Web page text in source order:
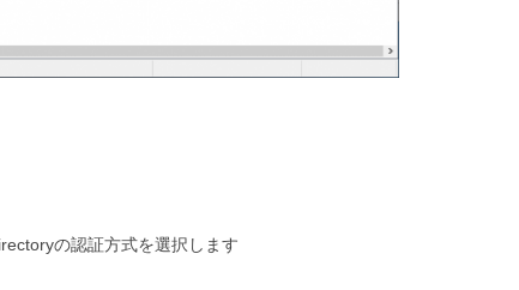
の認証方式を選択します